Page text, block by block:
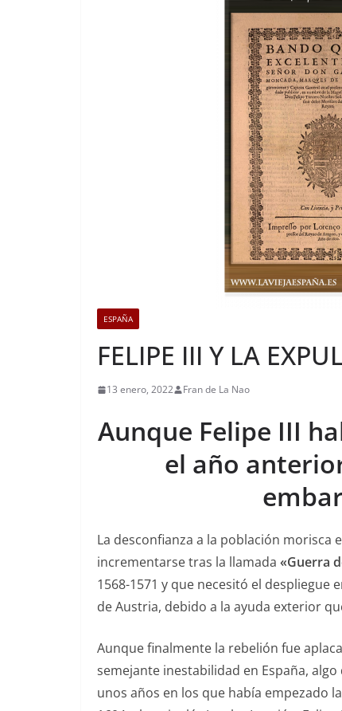
ESPAÑA
FELIPE III Y LA
13 enero, 2022 Fran de La Nao
Aunque Felipe III
el año
La desconfianza a la población morisca
incrementarse tras la llamada «Guerra
1568-1571 y que necesitó el despliegue
de Austria, debido a la ayuda exterior
Aunque finalmente la rebelión fue
semejante inestabilidad en España,
unos años en los que había empezado